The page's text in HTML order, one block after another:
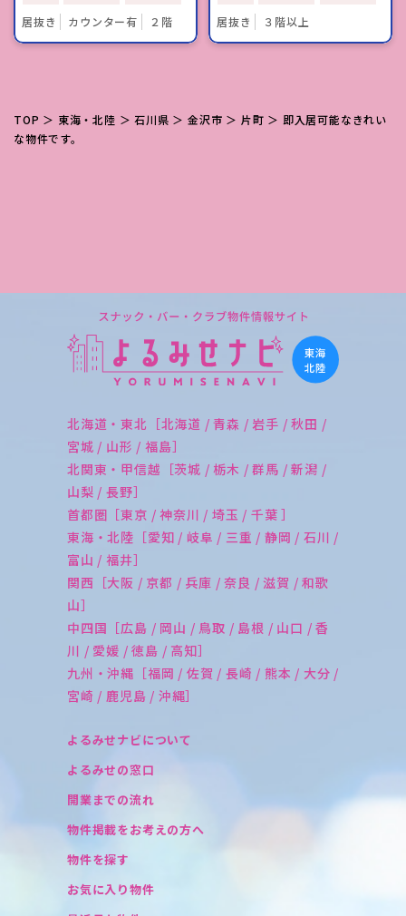
居抜き
カウンター有 ２階
居抜き
３階以上
TOP ＞ 東海・北陸 ＞石川県 ＞金沢市 ＞ 片町 ＞ 即入居可能なきれい
な物件です。
北海道・東北［北海道 / 青森 / 岩手 / 秋田 /
宮城 / 山形 / 福島］
北関東・甲信越［茨城 / 栃木 / 群馬 / 新潟 /
山梨 / 長野］
首都圏［東京 / 神奈川 / 埼玉 / 千葉 ］
東海・北陸［愛知 / 岐阜 / 三重 / 静岡 / 石川 /
富山 / 福井］
関西［大阪 / 京都 / 兵庫 / 奈良 / 滋賀 / 和歌
山］
中四国［広島 / 岡山 / 鳥取 / 島根 / 山口 / 香
川 / 愛媛 / 徳島 / 高知］
九州・沖縄［福岡 / 佐賀 / 長崎 / 熊本 / 大分 /
宮崎 / 鹿児島 / 沖縄］
よるみせナビについて
よるみせの窓口
開業までの流れ
物件掲載をお考えの方へ
物件を探す
お気に入り物件